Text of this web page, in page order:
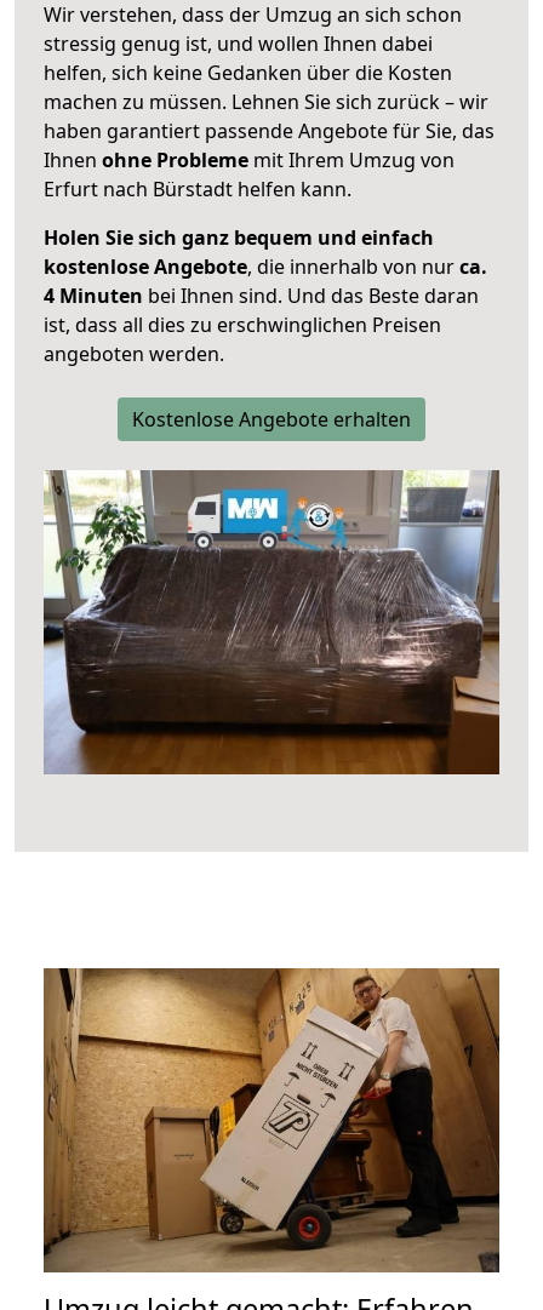
Wir verstehen, dass der Umzug an sich schon
stressig genug ist, und wollen Ihnen dabei
helfen, sich keine Gedanken über die Kosten
machen zu müssen. Lehnen Sie sich zurück – wir
haben garantiert passende Angebote für Sie, das
Ihnen ohne Probleme mit Ihrem Umzug von
Erfurt nach Bürstadt helfen kann.
Holen Sie sich ganz bequem und einfach
kostenlose Angebote, die innerhalb von nurca.
4 Minuten bei Ihnen sind. Und das Beste daran
ist, dass all dies zu erschwinglichen Preisen
angeboten werden.
Kostenlose Angebote erhalten